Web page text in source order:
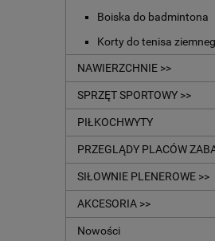
Boiska do badmintona
Korty do tenisa
NAWIERZCHNIE >>
SPRZĘT SPORTOWY >>
PIŁKOCHWYTY
PRZEGLĄDY PLACÓW
SIŁOWNIE PLENEROWE >>
AKCESORIA >>
Nowości